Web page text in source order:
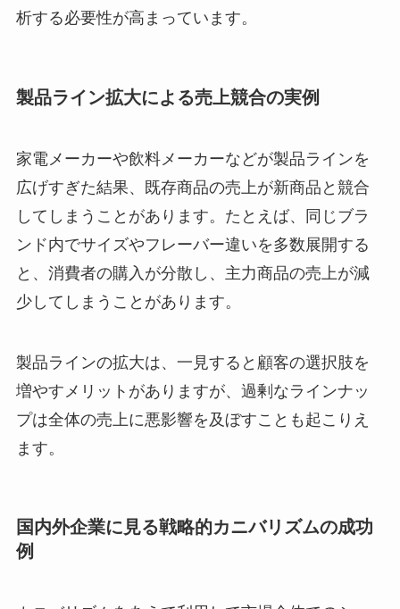
析する必要性が高まっています。
製品ライン拡大による売上競合の実例
家電メーカーや飲料メーカーなどが製品ラインを
広げすぎた結果、既存商品の売上が新商品と競合
してしまうことがあります。たとえば、同じブラ
ンド内でサイズやフレーバー違いを多数展開する
と、消費者の購入が分散し、主力商品の売上が減
少してしまうことがあります。
製品ラインの拡大は、一見すると顧客の選択肢を
増やすメリットがありますが、過剰なラインナッ
プは全体の売上に悪影響を及ぼすことも起こりえ
ます。
国内外企業に見る戦略的カニバリズムの成功
例